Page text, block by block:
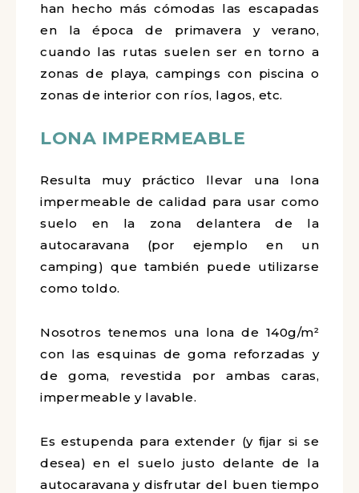
han hecho más cómodas las escapadas
en la época de primavera y verano,
cuando las rutas suelen ser en torno a
zonas de playa, campings con piscina o
zonas de interior con ríos, lagos, etc.
LONA IMPERMEABLE
Resulta muy práctico llevar una lona
impermeable de calidad para usar como
suelo en la zona delantera de la
autocaravana (por ejemplo en un
camping) que también puede utilizarse
como toldo.
Nosotros tenemos una lona de 140g/m²
con las esquinas de goma reforzadas y
de goma, revestida por ambas caras,
impermeable y lavable.
Es estupenda para extender (y fijar si se
desea) en el suelo justo delante de la
autocaravana y disfrutar del buen tiempo